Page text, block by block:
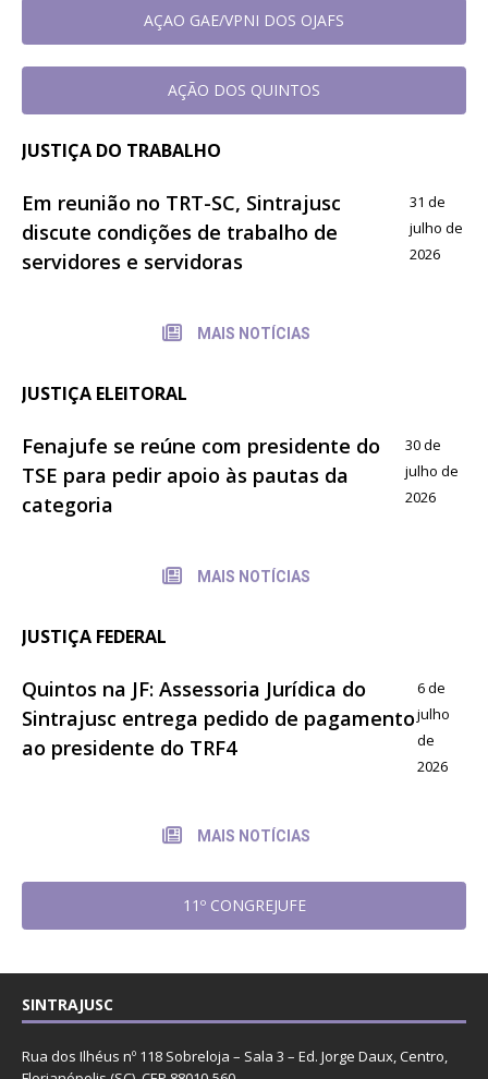
AÇAO GAE/VPNI DOS OJAFS
AÇÃO DOS QUINTOS
JUSTIÇA DO TRABALHO
Em reunião no TRT-SC, Sintrajusc
discute condições de trabalho de
servidores e servidoras
31 de
julho de
2026
MAIS NOTÍCIAS
JUSTIÇA ELEITORAL
Fenajufe se reúne com presidente do
TSE para pedir apoio às pautas da
categoria
30 de
julho de
2026
MAIS NOTÍCIAS
JUSTIÇA FEDERAL
Quintos na JF: Assessoria Jurídica do
Sintrajusc entrega pedido de pagamento
ao presidente do TRF4
6 de
julho
de
2026
MAIS NOTÍCIAS
11º CONGREJUFE
SINTRAJUSC
Rua dos Ilhéus nº 118 Sobreloja – Sala 3 – Ed. Jorge Daux, Centro,